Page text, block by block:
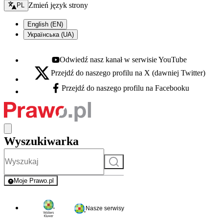
Zmień język - bieżący:
PL Zmień język strony
English (EN)
Українська (UA)
Youtube - otwiera się w nowej karcie
Odwiedź nasz kanał w serwisie YouTube
X - otwiera się w nowej karcie
Przejdź do naszego profilu na X (dawniej Twitter)
Facebook - otwiera się w nowej karcie
Przejdź do naszego profilu na Facebooku
Wyszukiwarka
Szukaj
Moje Prawo.pl
- rejestracja i logowanie do serwisu
Nasze serwisy